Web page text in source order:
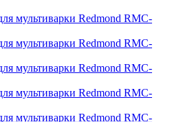
мультиварки Redmond RMC-
мультиварки Redmond RMC-
мультиварки Redmond RMC-
мультиварки Redmond RMC-
мультиварки Redmond RMC-